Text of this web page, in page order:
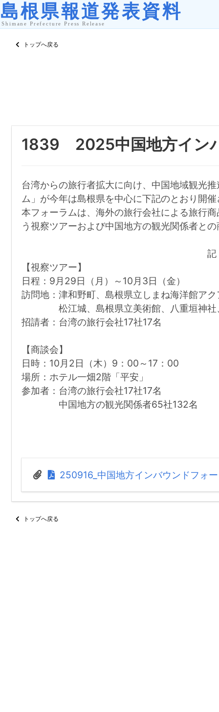
トップへ戻る
1839 2025中国地方イン
台湾からの旅行者拡大に向け、中国地域観光
ム」が今年は島根県を中心に下記のとおり開
本フォーラムは、海外の旅行会社による旅行
う視察ツアーおよび中国地方の観光関係者と
記
【視察ツアー】
日程：9月29日（月）～10月3日（金）
訪問地：津和野町、島根県立しまね海洋館ア
松江城、島根県立美術館、八重垣神社
招請者：台湾の旅行会社17社17名
【商談会】
日時：10月2日（木）9：00～17：00
場所：ホテル一畑2階「平安」
参加者：台湾の旅行会社17社17名
中国地方の観光関係者65社132名
250916_中国地方インバウンドフォ
トップへ戻る